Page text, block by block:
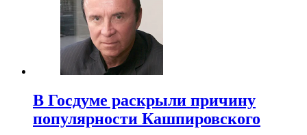
В Госдуме раскрыли причину
популярности Кашпировского